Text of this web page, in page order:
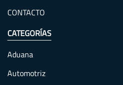
CONTACTO
CATEGORÍAS
Aduana
Automotriz